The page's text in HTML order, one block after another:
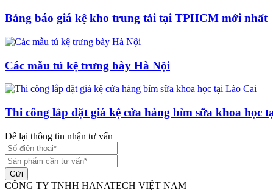
Bảng báo giá kệ kho trung tải tại TPHCM mới nhất
Các mẫu tủ kệ trưng bày Hà Nội
Thi công lắp đặt giá kệ cửa hàng bỉm sữa khoa học
Để lại thông tin nhận tư vấn
Gửi
CÔNG TY TNHH HANATECH VIỆT NAM